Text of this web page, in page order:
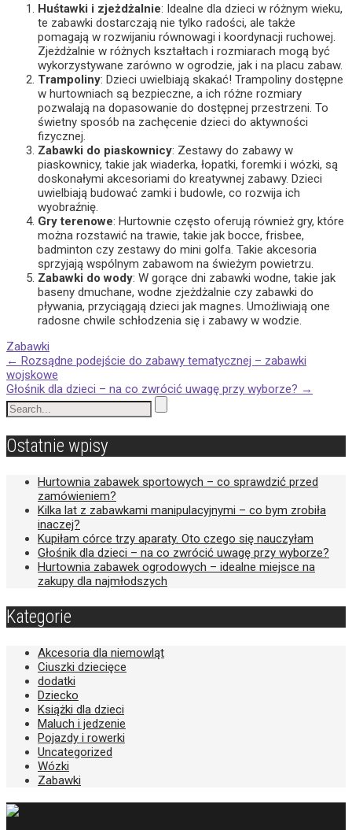
Huśtawki i zjeżdżalnie: Idealne dla dzieci w różnym wieku,
te zabawki dostarczają nie tylko radości, ale także
pomagają w rozwijaniu równowagi i koordynacji ruchowej.
Zjeżdżalnie w różnych kształtach i rozmiarach mogą być
wykorzystywane zarówno w ogrodzie, jak i na placu zabaw.
Trampoliny: Dzieci uwielbiają skakać! Trampoliny dostępne
w hurtowniach są bezpieczne, a ich różne rozmiary
pozwalają na dopasowanie do dostępnej przestrzeni. To
świetny sposób na zachęcenie dzieci do aktywności
fizycznej.
Zabawki do piaskownicy: Zestawy do zabawy w
piaskownicy, takie jak wiaderka, łopatki, foremki i wózki, są
doskonałymi akcesoriami do kreatywnej zabawy. Dzieci
uwielbiają budować zamki i budowle, co rozwija ich
wyobraźnię.
Gry terenowe: Hurtownie często oferują również gry, które
można rozstawić na trawie, takie jak bocce, frisbee,
badminton czy zestawy do mini golfa. Takie akcesoria
sprzyjają wspólnym zabawom na świeżym powietrzu.
Zabawki do wody: W gorące dni zabawki wodne, takie jak
baseny dmuchane, wodne zjeżdżalnie czy zabawki do
pływania, przyciągają dzieci jak magnes. Umożliwiają one
radosne chwile schłodzenia się i zabawy w wodzie.
Zabawki
Post
navigation
← Rozsądne podejście do zabawy tematycznej – zabawki
wojskowe
Głośnik dla dzieci – na co zwrócić uwagę przy wyborze? →
Ostatnie wpisy
Hurtownia zabawek sportowych – co sprawdzić przed
zamówieniem?
Kilka lat z zabawkami manipulacyjnymi – co bym zrobiła
inaczej?
Kupiłam córce trzy aparaty. Oto czego się nauczyłam
Głośnik dla dzieci – na co zwrócić uwagę przy wyborze?
Hurtownia zabawek ogrodowych – idealne miejsce na
zakupy dla najmłodszych
Kategorie
Akcesoria dla niemowląt
Ciuszki dziecięce
dodatki
Dziecko
Książki dla dzieci
Maluch i jedzenie
Pojazdy i rowerki
Uncategorized
Wózki
Zabawki